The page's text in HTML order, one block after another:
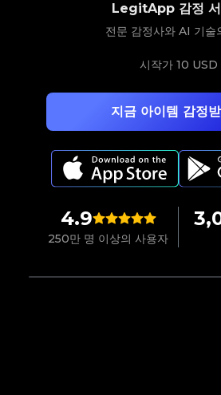
4.9
250만 명 이상의 사용자
지금 아이템 감정
LegitApp 감정 서
전문 감정사와 AI 기술
시작가 10 USD